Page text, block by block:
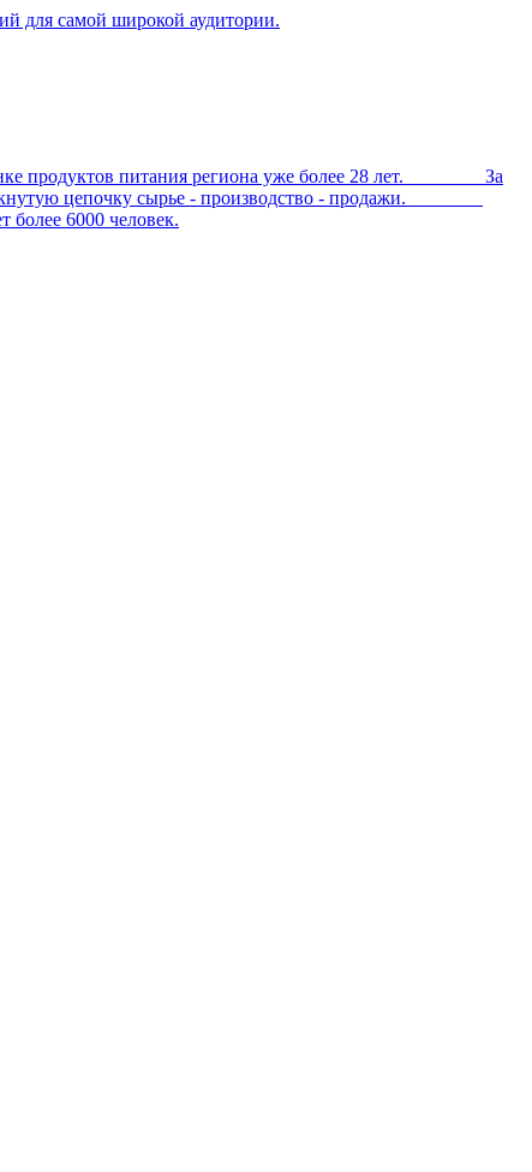
для самой широкой аудитории.
продуктов питания региона уже более 28 лет. За
замкнутую цепочку сырье - производство - продажи.
6000 человек.